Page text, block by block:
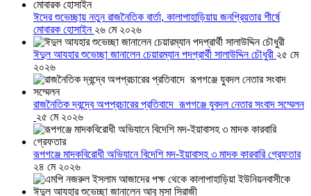
ঈদের শুভেচ্ছায় নতুন রাজনৈতিক বার্তা, কালাপাহাড়িয়ায় জনপ্রিয়তার শীর্ষে
মোবারক হোসাইন ২৬ মে ২০২৬
ঈদুল আযহার শুভেচ্ছা জানালেন চেয়ারম্যান পদপ্রার্থী সালাউদ্দিন চৌধুরী ২৫ মে
২০২৬
রাজনৈতিক দ্বন্দ্বে অপপ্রচারের প্রতিবাদে ‎রূপগঞ্জে যুবদল নেতার সংবাদ সম্মেলন
২৫ মে ২০২৬
রূপগঞ্জে মাদকবিরোধী অভিযানে বিদেশি মদ-ইয়াবাসহ ৩ মাদক কারবারি গ্রেফতার
২৪ মে ২০২৬